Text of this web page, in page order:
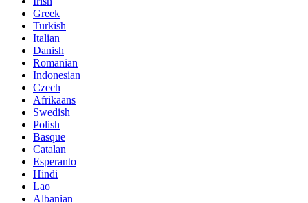
Greek
Turkish
Italian
Danish
Romanian
Indonesian
Czech
Afrikaans
Swedish
Polish
Basque
Catalan
Esperanto
Hindi
Lao
Albanian